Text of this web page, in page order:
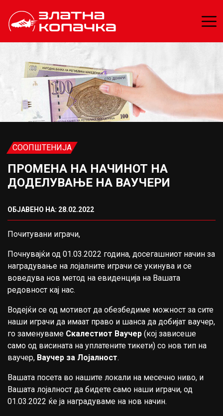
СООПШТЕНИЈА
ПРОМЕНА НА НАЧИНОТ НА
ДОДЕЛУВАЊЕ НА ВАУЧЕРИ
ОБЈАВЕНО НА: 28.02.2022
Почитувани играчи,
Почнувајќи од 01.03.2022 година, досегашниот начин за
наградување на лојалните играчи се укинува и се
воведува нов метод на евиденција на Вашата
редовност кај нас.
Водејќи се од мотивот да обезбедиме можност за сите
наши играчи да имаат право и шанса да добијат ваучер,
го заменуваме Скалестиот Ваучер (кој зависеше
само од висината на уплатените тикети) со нов тип на
ваучер, Ваучер за Лојалност.
Вашата посета во нашите локали на месечно ниво, и
Вашата лојалност да бидете само наши играчи, од
01.03.2022 ќе ја наградуваме на нов начин.